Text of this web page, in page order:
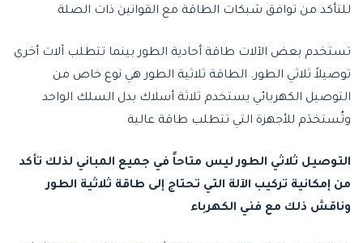
للتأكد من توافق شبكات الطاقة مع القوانين ذات الصلة
تستخدم بعض الآلات طاقة أحادية الطور بينما تتطلب آلات أخرى
توصيلاً ثلاثي الطور. الطاقة ثلاثية الطور هي نوع خاص من
التوصيل الكهربائي يستخدم ثلاثة أسلاك بدل السلك الواحد
وتُستخدَم للأجهزة التي تتطلب طاقة عالية
التوصيل ثلاثي الطور ليس متاحاً في جميع المباني لذلك تأكد
من إمكانية تركيب الآلة التي تحتاج إلى طاقة ثلاثية الطور
وناقش ذلك مع فني الكهرباء